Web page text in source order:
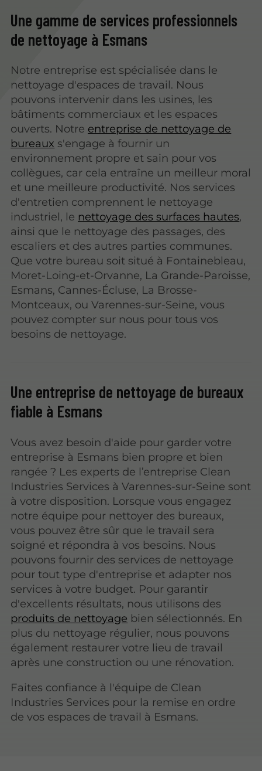
Une gamme de services professionnels
de nettoyage à Esmans
Notre entreprise est spécialisée dans le
nettoyage d'espaces de travail. Nous
pouvons intervenir dans les usines, les
bâtiments commerciaux et les espaces
ouverts. Notre entreprise de nettoyage de
bureaux s'engage à fournir un
environnement propre et sain pour vos
collègues, car cela entraîne un meilleur moral
et une meilleure productivité. Nos services
d'entretien comprennent le nettoyage
industriel, le nettoyage des surfaces hautes,
ainsi que le nettoyage des passages, des
escaliers et des autres parties communes.
Que votre bureau soit situé à Fontainebleau,
Moret-Loing-et-Orvanne, La Grande-Paroisse,
Esmans, Cannes-Écluse, La Brosse-
Montceaux, ou Varennes-sur-Seine, vous
pouvez compter sur nous pour tous vos
besoins de nettoyage.
Une entreprise de nettoyage de bureaux
fiable à Esmans
Vous avez besoin d'aide pour garder votre
entreprise à Esmans bien propre et bien
rangée ? Les experts de l’entreprise Clean
Industries Services à Varennes-sur-Seine sont
à votre disposition. Lorsque vous engagez
notre équipe pour nettoyer des bureaux,
vous pouvez être sûr que le travail sera
soigné et répondra à vos besoins. Nous
pouvons fournir des services de nettoyage
pour tout type d'entreprise et adapter nos
services à votre budget. Pour garantir
d'excellents résultats, nous utilisons des
produits de nettoyage bien sélectionnés. En
plus du nettoyage régulier, nous pouvons
également restaurer votre lieu de travail
après une construction ou une rénovation.
Faites confiance à l'équipe de Clean
Industries Services pour la remise en ordre
de vos espaces de travail à Esmans.